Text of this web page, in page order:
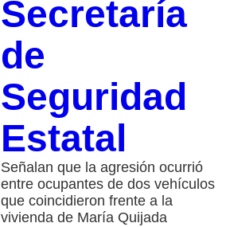
Secretaría
de
Seguridad
Estatal
Señalan que la agresión ocurrió
entre ocupantes de dos vehículos
que coincidieron frente a la
vivienda de María Quijada